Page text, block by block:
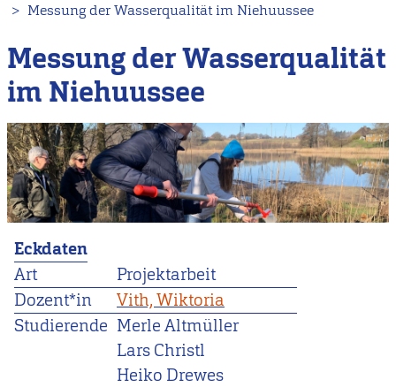
Head
our
page
instead.
Messung der Wasserqualität im Niehuussee
Messung der Wasserqualität
im Niehuussee
Eckdaten
Art
Projektarbeit
Dozent*in
Vith, Wiktoria
Studierende Merle Altmüller
Lars Christl
Heiko Drewes